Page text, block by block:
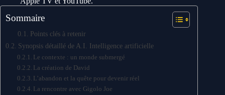
Sommaire
Points clés à retenir
Synopsis détaillé de A.I. Intelligence artificielle
Le contexte : un monde submergé
La création de David
L’abandon et la quête pour devenir réel
La rencontre avec Gigolo Joe